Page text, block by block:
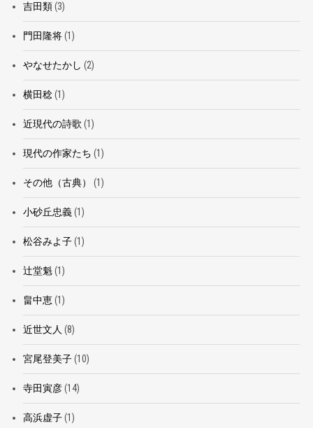
吉田類(3)
門田隆将(1)
やなせたかし (2)
横田稔(1)
近現代の詩歌 (1)
現代の作家たち (1)
その他（古典） (1)
小砂丘忠義(1)
松谷みよ子(1)
辻堂魁(1)
畠中恵(1)
近世文人 (8)
宮尾登美子(10)
寺田寅彦(14)
高浜虚子(1)